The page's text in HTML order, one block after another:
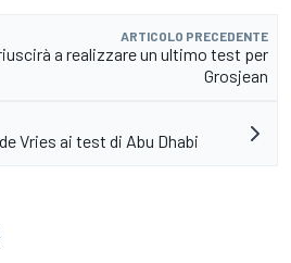
ARTICOLO PRECEDENTE
a realizzare un ultimo test per
Grosjean
Vries ai test di Abu Dhabi